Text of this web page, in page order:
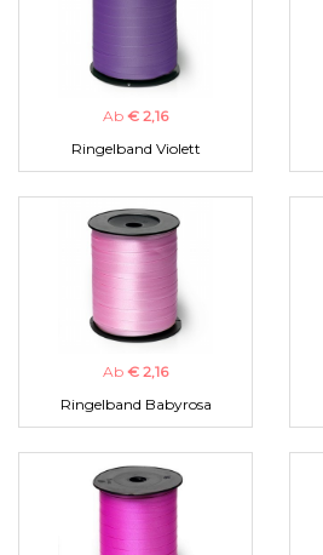
Ab € 2,16
Ringelband Violett
Ab € 2,16
Ringelband Babyrosa